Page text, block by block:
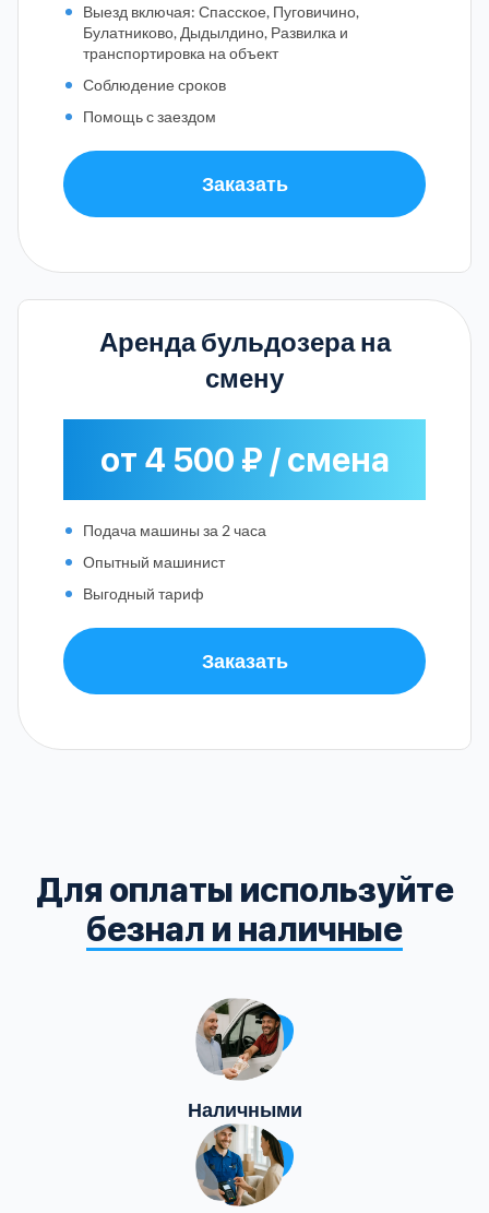
Выезд включая: Спасское, Пуговичино,
Булатниково, Дыдылдино, Развилка и
транспортировка на объект
Соблюдение сроков
Помощь с заездом
Заказать
Аренда бульдозера на
смену
от 4 500 ₽ / смена
Подача машины за 2 часа
Опытный машинист
Выгодный тариф
Заказать
Для оплаты используйте
безнал и наличные
Наличными